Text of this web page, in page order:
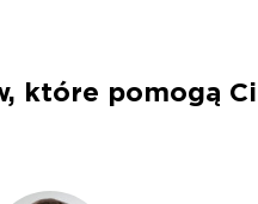
które pomogą